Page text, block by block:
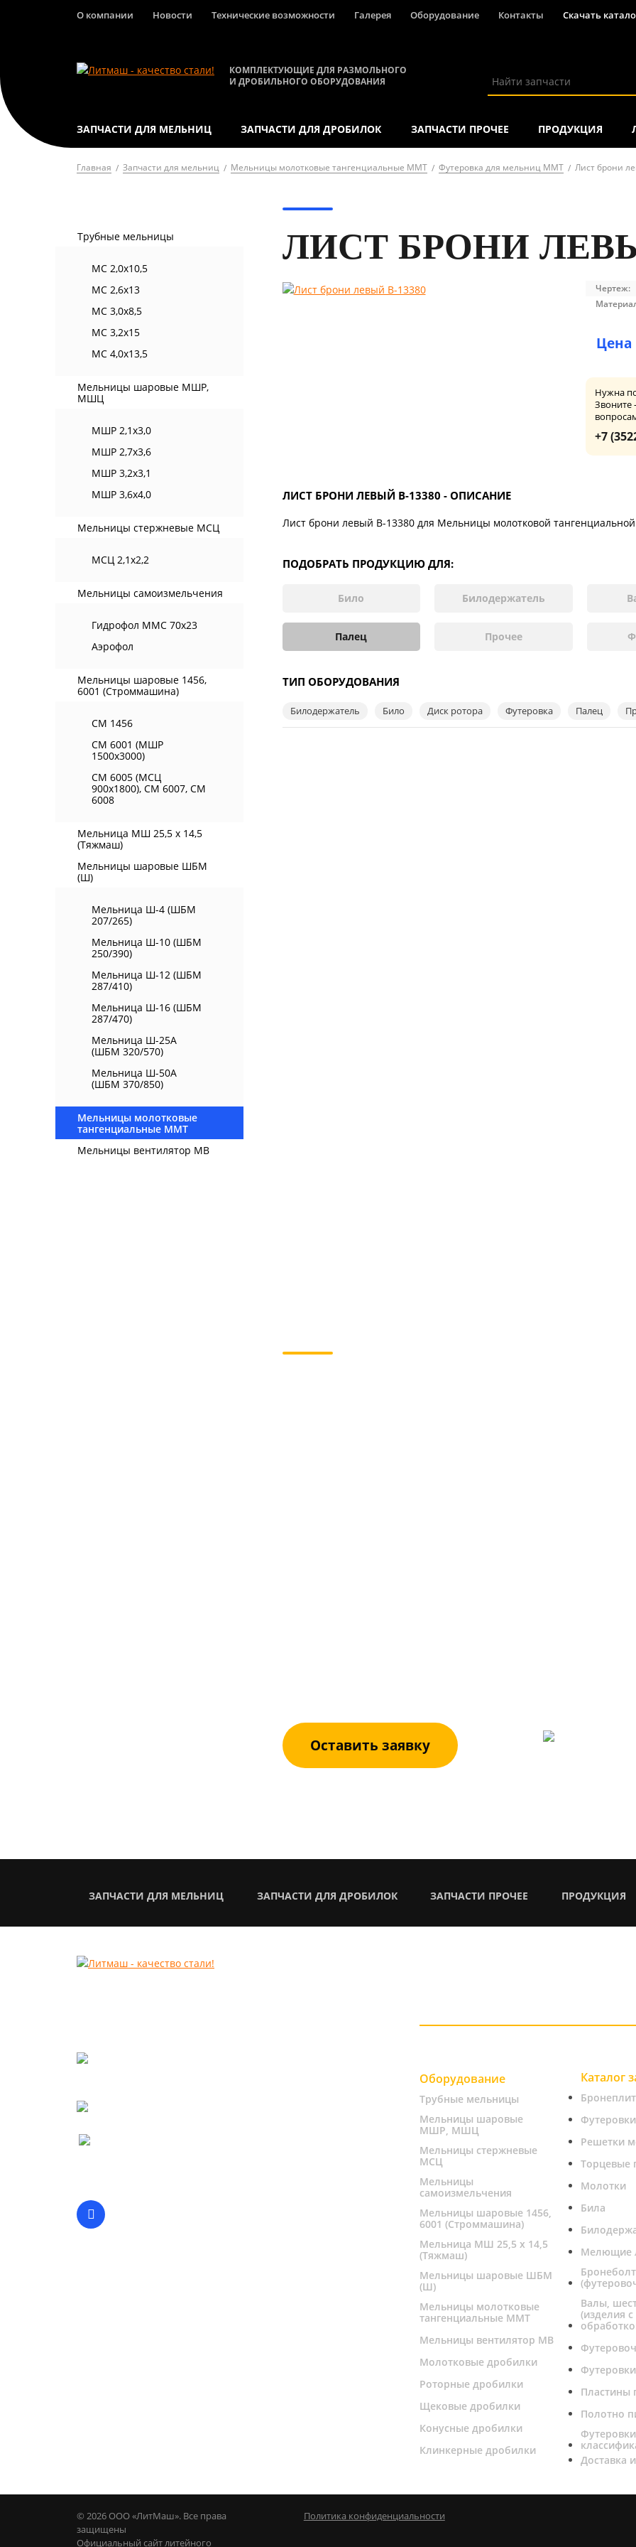
О компании Новости Технические возможности Галерея Оборудование Контакты Скачать
КОМПЛЕКТУЮЩИЕ ДЛЯ РАЗМОЛЬНОГО
И ДРОБИЛЬНОГО ОБОРУДОВАНИЯ
ЗАПЧАСТИ ДЛЯ МЕЛЬНИЦ ЗАПЧАСТИ ДЛЯ ДРОБИЛОК ЗАПЧАСТИ ПРОЧЕЕ ПРОДУКЦИЯ
Главная Запчасти для мельниц Мельницы молотковые тангенциальные ММТ Футеровка для мельниц ММТ Лист брони
Трубные мельницы
МС 2,0х10,5
МС 2,6х13
МС 3,0х8,5
МС 3,2х15
МС 4,0х13,5
Мельницы шаровые МШР,
МШЦ
МШР 2,1х3,0
МШР 2,7х3,6
МШР 3,2х3,1
МШР 3,6х4,0
Мельницы стержневые МСЦ
МСЦ 2,1х2,2
Мельницы самоизмельчения
Гидрофол ММС 70х23
Аэрофол
Мельницы шаровые 1456,
6001 (Строммашина)
СМ 1456
СМ 6001 (МШР
1500х3000)
СМ 6005 (МСЦ
900х1800), СМ 6007, СМ
6008
Мельница МШ 25,5 х 14,5
(Тяжмаш)
Мельницы шаровые ШБМ
(Ш)
Мельница Ш-4 (ШБМ
207/265)
Мельница Ш-10 (ШБМ
250/390)
Мельница Ш-12 (ШБМ
287/410)
Мельница Ш-16 (ШБМ
287/470)
Мельница Ш-25А
(ШБМ 320/570)
Мельница Ш-50А
(ШБМ 370/850)
Мельницы молотковые
тангенциальные ММТ
Мельницы вентилятор МВ
ЛИСТ БРОНИ
Чертеж:
Цена
Нужна
Звоните
+7
ЛИСТ БРОНИ ЛЕВЫЙ В-13380 - ОПИСАНИЕ
Лист брони левый В-13380 для Мельницы молотковой
ПОДОБРАТЬ ПРОДУКЦИЮ ДЛЯ:
Било Билодержатель
Палец Прочее
ТИП ОБОРУДОВАНИЯ
Билодержатель Било Диск ротора Футеровка Палец
Оставить заявку
ЗАПЧАСТИ ДЛЯ МЕЛЬНИЦ ЗАПЧАСТИ ДЛЯ ДРОБИЛОК ЗАПЧАСТИ ПРОЧЕЕ ПРОДУКЦИЯ
Оборудование
Трубные мельницы
Мельницы шаровые
МШР, МШЦ
Мельницы стержневые
МСЦ
Мельницы
самоизмельчения
Мельницы шаровые 1456,
6001 (Строммашина)
Мельница МШ 25,5 х 14,5
(Тяжмаш)
Мельницы шаровые ШБМ
(Ш)
Мельницы молотковые
тангенциальные ММТ
Мельницы вентилятор МВ
Молотковые дробилки
Роторные дробилки
Щековые дробилки
Конусные дробилки
Клинкерные дробилки
Каталог
Решетки
Торцевые
Молотки
Била
Мелющие
Валы,
(изделия
Пластины
Полотно
Футеровки
Доставка
© 2026 ООО «ЛитМаш». Все права
защищены
Официальный сайт литейного
Политика конфиденциальности